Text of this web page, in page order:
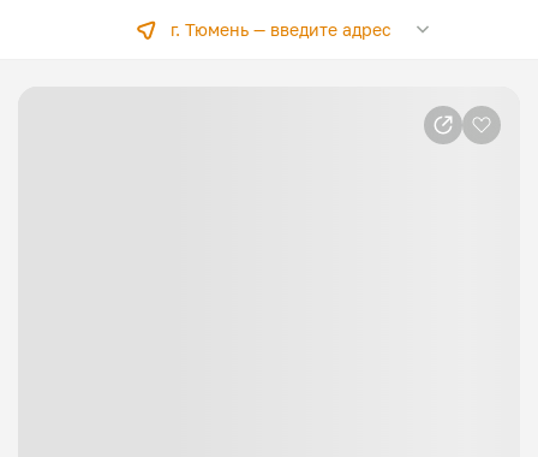
г. Тюмень — введите адрес